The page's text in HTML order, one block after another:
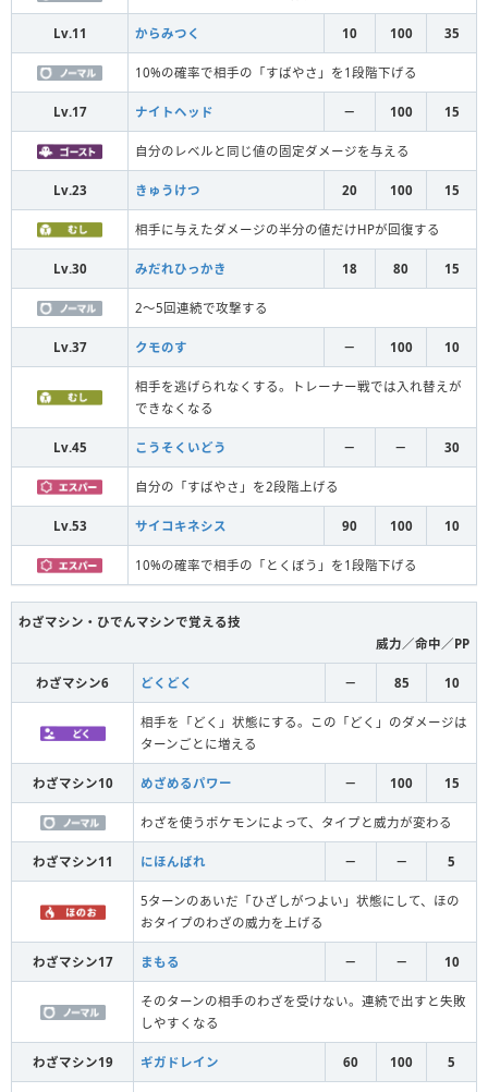
Lv.11 からみつく 10 100 35
10%の確率で相手の「すばやさ」を1段階下げる
Lv.17 ナイトヘッド － 100 15
自分のレベルと同じ値の固定ダメージを与える
Lv.23 きゅうけつ 20 100 15
相手に与えたダメージの半分の値だけHPが回復する
Lv.30 みだれひっかき 18 80 15
2～5回連続で攻撃する
Lv.37 クモのす － 100 10
相手を逃げられなくする。トレーナー戦では入れ替えが
できなくなる
Lv.45 こうそくいどう － － 30
自分の「すばやさ」を2段階上げる
Lv.53 サイコキネシス 90 100 10
10%の確率で相手の「とくぼう」を1段階下げる
わざマシン・ひでんマシンで覚える技
威力／命中／PP
わざマシン6 どくどく － 85 10
相手を「どく」状態にする。この「どく」のダメージは
ターンごとに増える
わざマシン10 めざめるパワー － 100 15
わざを使うポケモンによって、タイプと威力が変わる
わざマシン11 にほんばれ － － 5
5ターンのあいだ「ひざしがつよい」状態にして、ほの
おタイプのわざの威力を上げる
わざマシン17 まもる － － 10
そのターンの相手のわざを受けない。連続で出すと失敗
しやすくなる
わざマシン19 ギガドレイン 60 100 5